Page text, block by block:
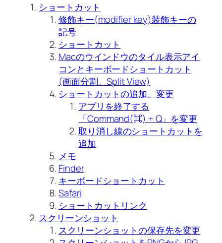
ショートカット
修飾キー(modifier key)装飾キーの
記号
ショートカット
Macのウインドウのタイル表示アイ
コンとキーボードショートカット
(画面分割、Split View)
ショートカットの追加、変更
アプリを終了する
「Command(⌘) + Q」を変更
取り消し線のショートカットを
追加
メモ
Finder
キーボードショートカット
Safari
ショートカットリンク
スクリーンショット
スクリーンショットの保存先を変更